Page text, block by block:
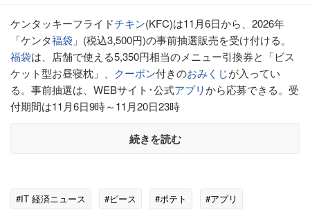
ケンタッキーフライドチキン(KFC)は11月6日から、2026年
「ケンタ福袋 」(税込3,500円)の事前抽選販売を受け付ける。
福袋は、店舗で使える5,350円相当のメニュー引換券と「ビス
ケット型お昼寝枕」、 クーポン付きのおみくじが入ってい
る。事前抽選は、WEBサイト･公式アプリから応募できる。受
付期間は11月6日9時～11月20日23時
続きを読む
#IT 経済ニュース #ピース #ポテト
#アプリ